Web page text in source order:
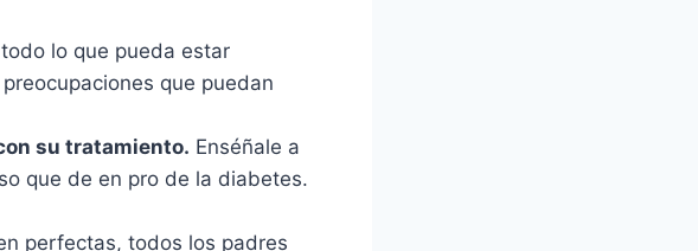
lo que pueda estar
que puedan
su tratamiento. Enséñale a
que de en pro de la diabetes.
perfectas, todos los padres